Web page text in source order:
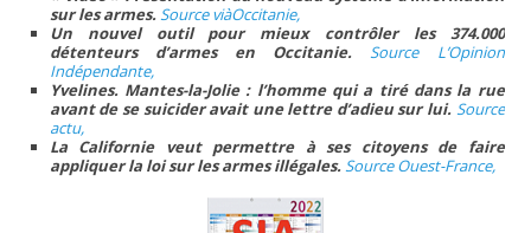
sur les armes.Source viàOccitanie,
Un nouvel outil pour mieux contrôler les 374.000
détenteurs d’armes en Occitanie.Source L’Opinion
Indépendante,
Yvelines. Mantes-la-Jolie : l’homme qui a tiré dans la rue
avant de se suicider avait une lettre d’adieu sur lui. Source
actu,
La Californie veut permettre à ses citoyens de faire
appliquer la loi sur les armes illégales.Source Ouest-France,